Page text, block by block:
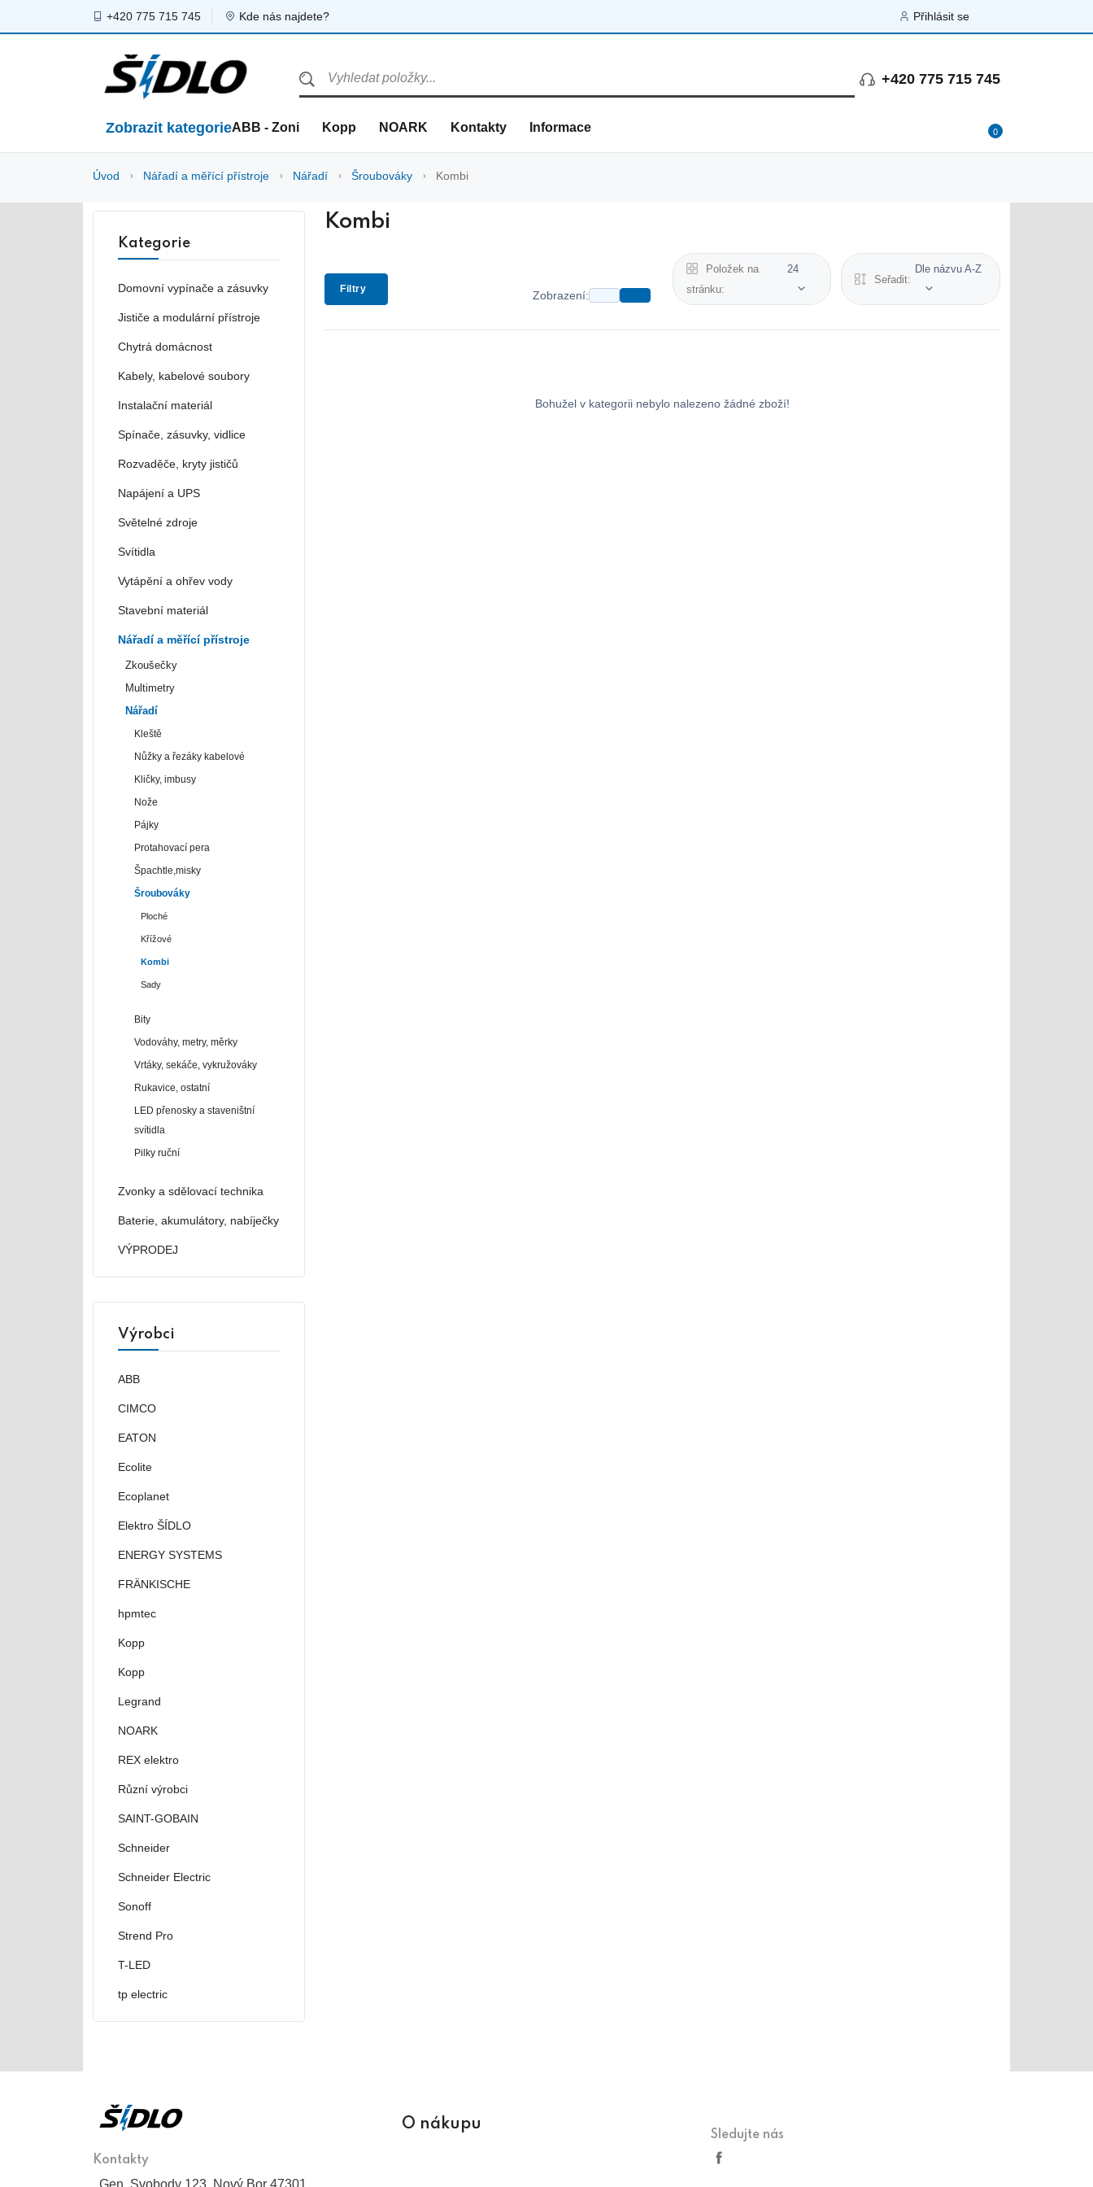
+420 775 715 745 Kde nás najdete? Přihlásit se
+420 775 715 745
Zobrazit kategorieABB - Zoni Kopp NOARK Kontakty Informace 0
Úvod Nářadí a měřící přístroje Nářadí Šroubováky Kombi
Kombi
Filtry Zobrazení:
Položek na
stránku:
24
Seřadit:
Dle názvu A-Z
Bohužel v kategorii nebylo nalezeno žádné zboží!
Kategorie
Domovní vypínače a zásuvky
Jističe a modulární přístroje
Chytrá domácnost
Kabely, kabelové soubory
Instalační materiál
Spínače, zásuvky, vidlice
Rozvaděče, kryty jističů
Napájení a UPS
Světelné zdroje
Svítidla
Vytápění a ohřev vody
Stavební materiál
Nářadí a měřící přístroje
Zkoušečky
Multimetry
Nářadí
Kleště
Nůžky a řezáky kabelové
Kličky, imbusy
Nože
Pájky
Protahovací pera
Špachtle,misky
Šroubováky
Ploché
Křížové
Kombi
Sady
Bity
Vodováhy, metry, měrky
Vrtáky, sekáče, vykružováky
Rukavice, ostatní
LED přenosky a staveništní
svítidla
Pilky ruční
Zvonky a sdělovací technika
Baterie, akumulátory, nabíječky
VÝPRODEJ
Výrobci
ABB
CIMCO
EATON
Ecolite
Ecoplanet
Elektro ŠÍDLO
ENERGY SYSTEMS
FRÄNKISCHE
hpmtec
Kopp
Kopp
Legrand
NOARK
REX elektro
Různí výrobci
SAINT-GOBAIN
Schneider
Schneider Electric
Sonoff
Strend Pro
T-LED
tp electric
Kontakty
Gen. Svobody 123, Nový Bor 47301
O nákupu
Sledujte nás